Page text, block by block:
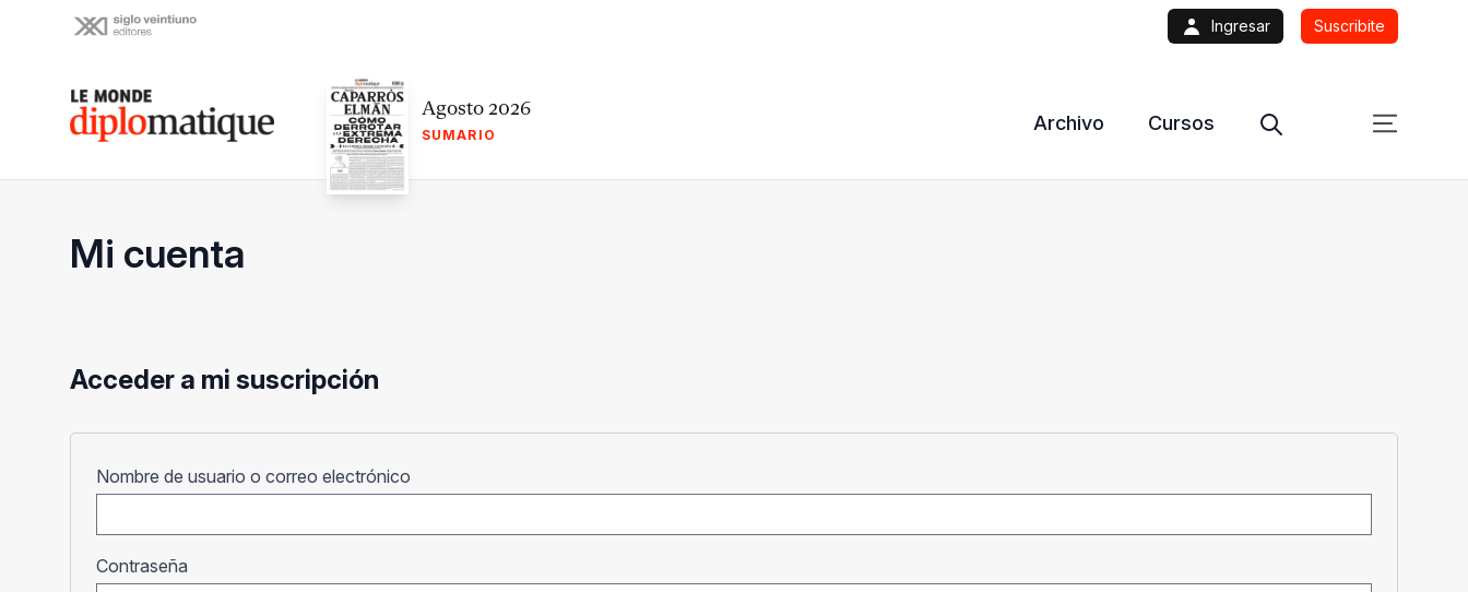
Ingresar Suscribite
Le monde diplomatique Agosto 2026
SUMARIO
Archivo Cursos
Mi cuenta
Acceder a mi suscripción
Nombre de usuario o correo electrónico
Contraseña